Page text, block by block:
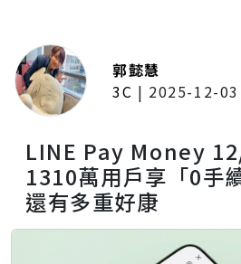
郭懿慧
3C | 2025-12-
LINE Pay Money
1310萬用戶享「0手
還有多重好康